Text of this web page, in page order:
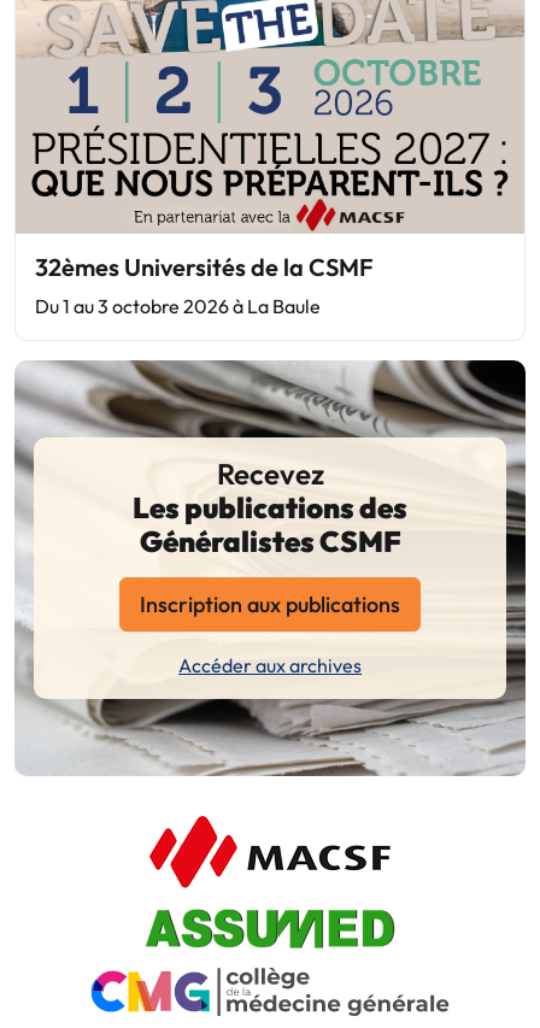
32èmes Universités de la CSMF
Du 1 au 3 octobre 2026 à La Baule
Recevez
Les publications des
Généralistes CSMF
Inscription aux publications
Accéder aux archives